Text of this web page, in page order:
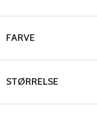
FARVE
STØRRELSE